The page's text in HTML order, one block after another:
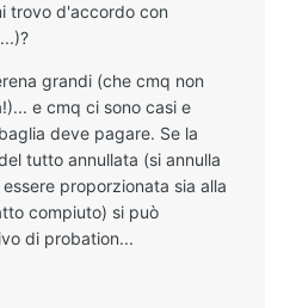
trovo d'accordo con
grandi (che cmq non
e cmq ci sono casi e
deve pagare. Se la
tutto annullata (si annulla
proporzionata sia alla
compiuto) si può
di probation...